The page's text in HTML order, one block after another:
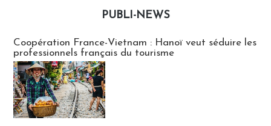
PUBLI-NEWS
Coopération France-Vietnam : Hanoï veut séduire les
professionnels français du tourisme